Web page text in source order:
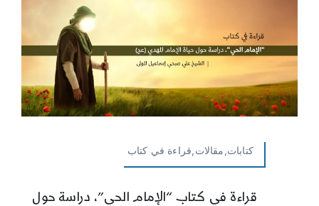
كتابات,مقالات,قراءة في كتاب
قراءة في كتاب “الإمام الحي”، دراسة حول